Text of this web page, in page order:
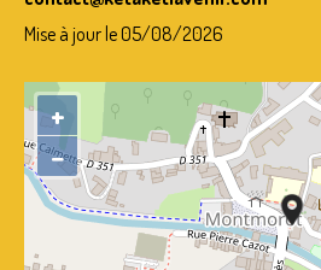
Mise à jour le 05/08/2026
+
−